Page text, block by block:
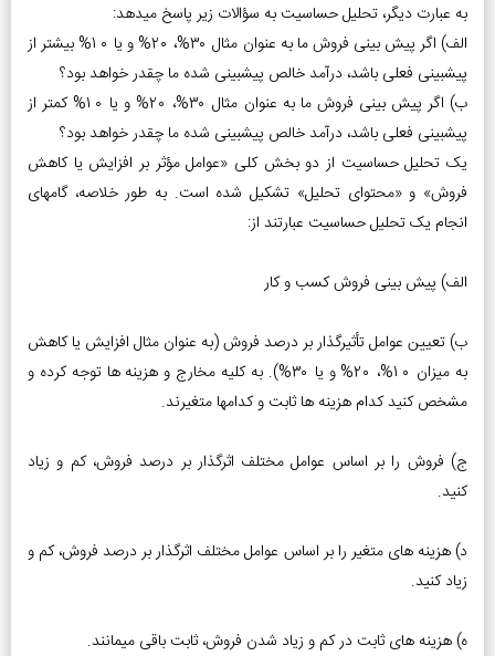
به عبارت دیگر، تحلیل حساسیت به سؤالات زیر پاسخ می­دهد:
الف) اگر پیش بینی فروش ما به عنوان مثال 30%، 20% و یا 10% بیش­تر از
پیش­بینی فعلی باشد، درآمد خالص پیش­بینی شده ما چقدر خواهد بود؟
ب) اگر پیش ­بینی فروش ما به عنوان مثال 30%، 20% و یا 10% کم­تر از
پیش­بینی فعلی باشد، درآمد خالص پیش­بینی شده ما چقدر خواهد بود؟
یک تحلیل حساسیت از دو بخش کلی «عوامل مؤثر بر افزایش یا کاهش
فروش» و «محتوای تحلیل» تشکیل شده است. به طور خلاصه، گام­های
انجام یک تحلیل حساسیت عبارتند از:
الف) پیش بینی فروش کسب و کار
ب) تعیین عوامل تأثیرگذار بر درصد فروش (به عنوان مثال افزایش یا کاهش
به میزان 10%، 20% و یا 30%). به کلیه مخارج و هزینه­ ها توجه کرده و
مشخص کنید کدام هزینه ها ثابت و کدامها متغیرند.
ج) فروش را بر اساس عوامل مختلف اثرگذار بر درصد فروش، کم و زیاد
کنید.
د) هزینه ­های متغیر را بر اساس عوامل مختلف اثرگذار بر درصد فروش، کم و
زیاد کنید.
ه) هزینه­ های ثابت در کم و زیاد شدن فروش، ثابت باقی می­مانند.